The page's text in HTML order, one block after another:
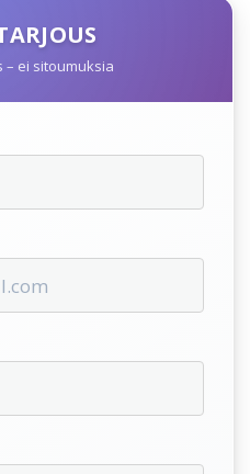
– ei sitoumuksia